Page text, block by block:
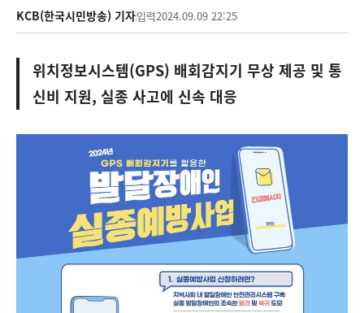
KCB(한국시민방송) 기자입력2024.09.09 22:25
위치정보시스템(GPS) 배회감지기 무상 제공 및 통
신비 지원, 실종 사고에 신속 대응